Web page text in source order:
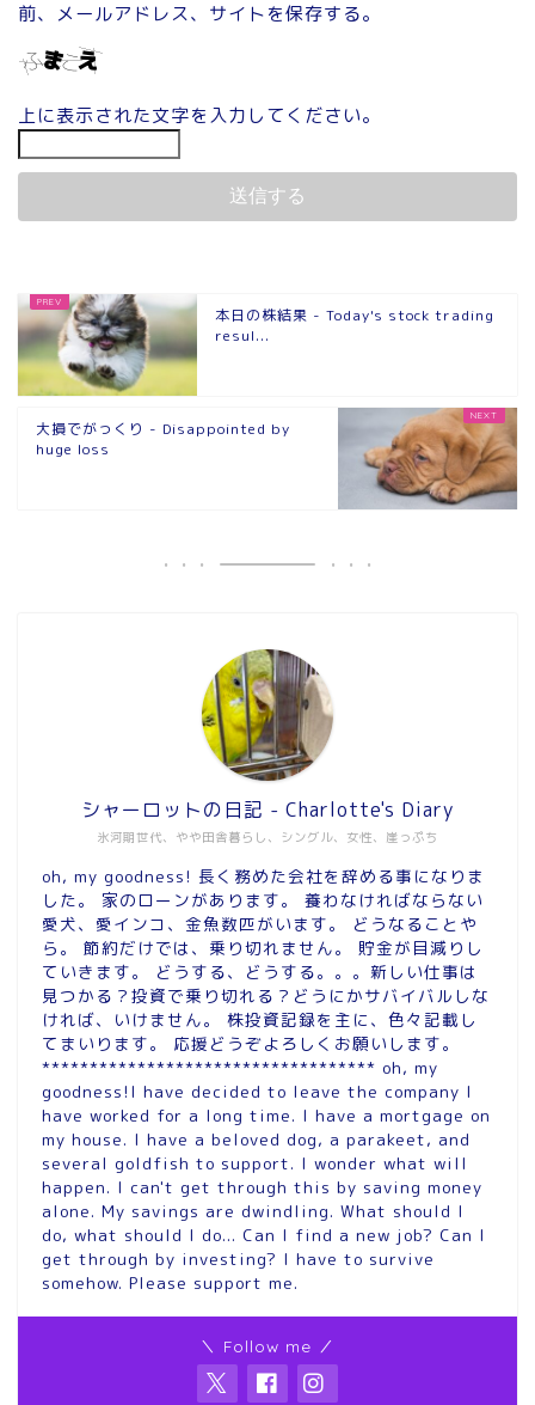
前、メールアドレス、サイトを保存する。
上に表示された文字を入力してください。
本日の株結果 - Today's stock trading
resul...
大損でがっくり - Disappointed by
huge loss
氷河期世代、やや田舎暮らし、シングル、女性、崖っぷち
シャーロットの日記 - Charlotte's Diary
oh, my goodness! 長く務めた会社を辞める事になりま
した。 家のローンがあります。 養わなければならない
愛犬、愛インコ、金魚数匹がいます。 どうなることや
ら。 節約だけでは、乗り切れません。 貯金が目減りし
ていきます。 どうする、どうする。。。新しい仕事は
見つかる？投資で乗り切れる？どうにかサバイバルしな
ければ、いけません。 株投資記録を主に、色々記載し
てまいります。 応援どうぞよろしくお願いします。
*********************************** oh, my
goodness!I have decided to leave the company I
have worked for a long time. I have a mortgage on
my house. I have a beloved dog, a parakeet, and
several goldfish to support. I wonder what will
happen. I can't get through this by saving money
alone. My savings are dwindling. What should I
do, what should I do... Can I find a new job? Can I
get through by investing? I have to survive
somehow. Please support me.
＼ Follow me ／